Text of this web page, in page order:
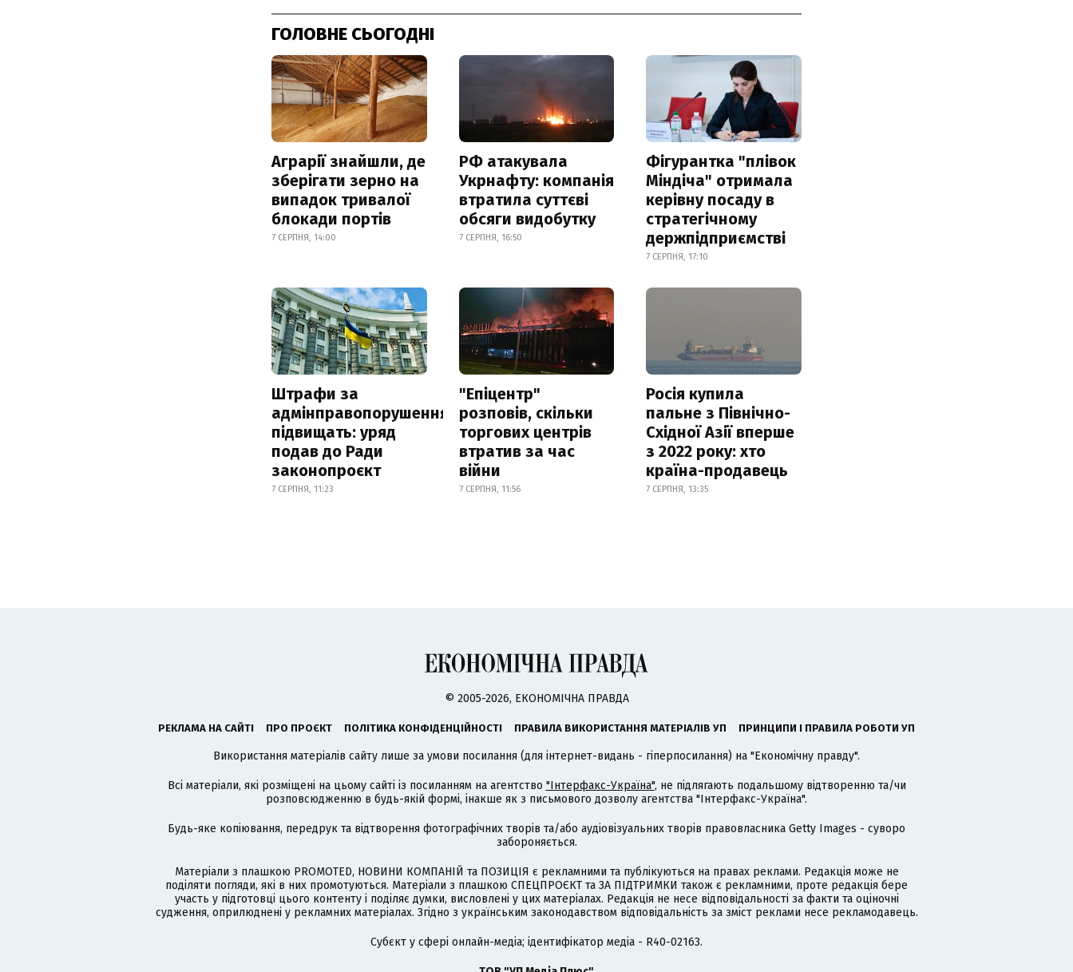
ГОЛОВНЕ СЬОГОДНІ
Аграрії знайшли, де
зберігати зерно на
випадок тривалої
блокади портів
7 СЕРПНЯ, 14:00
РФ атакувала
Укрнафту: компанія
втратила суттєві
обсяги видобутку
7 СЕРПНЯ, 16:50
Фігурантка "плівок
Міндіча" отримала
керівну посаду в
стратегічному
держпідприємстві
7 СЕРПНЯ, 17:10
Штрафи за
адмінправопорушення
підвищать: уряд
подав до Ради
законопроєкт
7 СЕРПНЯ, 11:23
"Епіцентр"
розповів, скільки
торгових центрів
втратив за час
війни
7 СЕРПНЯ, 11:56
Росія купила
пальне з Північно-
Східної Азії вперше
з 2022 року: хто
країна-продавець
7 СЕРПНЯ, 13:35
© 2005-2026, ЕКОНОМІЧНА ПРАВДА
РЕКЛАМА НА САЙТІ ПРО ПРОЄКТ ПОЛІТИКА КОНФІДЕНЦІЙНОСТІ ПРАВИЛА ВИКОРИСТАННЯ МАТЕРІАЛІВ УП ПРИНЦИПИ І ПРАВИЛА РОБОТИ УП
Використання матеріалів сайту лише за умови посилання (для інтернет-видань - гіперпосилання) на "Економічну правду".
Всі матеріали, які розміщені на цьому сайті із посиланням на агентство "Інтерфакс-Україна", не підлягають подальшому відтворенню та/чи
розповсюдженню в будь-якій формі, інакше як з письмового дозволу агентства "Інтерфакс-Україна".
Будь-яке копіювання, передрук та відтворення фотографічних творів та/або аудіовізуальних творів правовласника Getty Images - суворо
забороняється.
Матеріали з плашкою PROMOTED, НОВИНИ КОМПАНІЙ та ПОЗИЦІЯ є рекламними та публікуються на правах реклами. Редакція може не
поділяти погляди, які в них промотуються. Матеріали з плашкою СПЕЦПРОЄКТ та ЗА ПІДТРИМКИ також є рекламними, проте редакція бере
участь у підготовці цього контенту і поділяє думки, висловлені у цих матеріалах. Редакція не несе відповідальності за факти та оціночні
судження, оприлюднені у рекламних матеріалах. Згідно з українським законодавством відповідальність за зміст реклами несе рекламодавець.
Cубєкт у сфері онлайн-медіа; ідентифікатор медіа - R40-02163.